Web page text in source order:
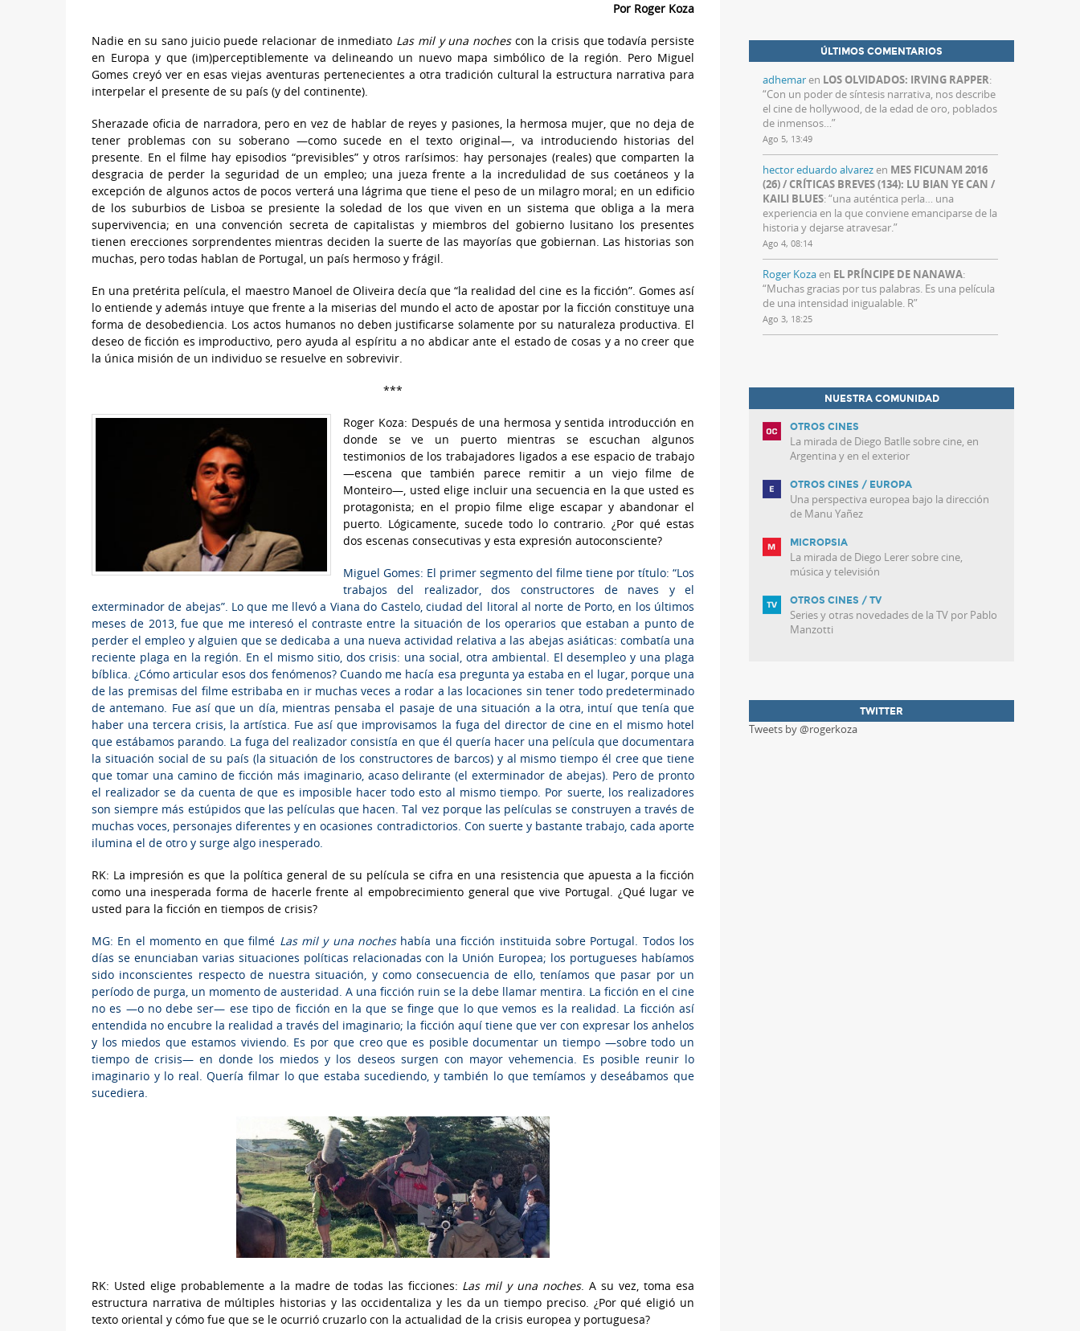
Por Roger Koza
Nadie en su sano juicio puede relacionar de inmediato Las mil y una nochescon la crisis que todavía persiste
en Europa y que (im)perceptiblemente va delineando un nuevo mapa simbólico de la región. Pero Miguel
Gomes creyó ver en esas viejas aventuras pertenecientes a otra tradición cultural la estructura narrativa para
interpelar el presente de su país (y del continente).
Sherazade oficia de narradora, pero en vez de hablar de reyes y pasiones, la hermosa mujer, que no deja de
tener problemas con su soberano —como sucede en el texto original—, va introduciendo historias del
presente. En el filme hay episodios “previsibles” y otros rarísimos: hay personajes (reales) que comparten la
desgracia de perder la seguridad de un empleo; una jueza frente a la incredulidad de sus coetáneos y la
excepción de algunos actos de pocos verterá una lágrima que tiene el peso de un milagro moral; en un edificio
de los suburbios de Lisboa se presiente la soledad de los que viven en un sistema que obliga a la mera
supervivencia; en una convención secreta de capitalistas y miembros del gobierno lusitano los presentes
tienen erecciones sorprendentes mientras deciden la suerte de las mayorías que gobiernan. Las historias son
muchas, pero todas hablan de Portugal, un país hermoso y frágil.
En una pretérita película, el maestro Manoel de Oliveira decía que “la realidad del cine es la ficción”. Gomes así
lo entiende y además intuye que frente a la miserias del mundo el acto de apostar por la ficción constituye una
forma de desobediencia. Los actos humanos no deben justificarse solamente por su naturaleza productiva. El
deseo de ficción es improductivo, pero ayuda al espíritu a no abdicar ante el estado de cosas y a no creer que
la única misión de un individuo se resuelve en sobrevivir.
***
Roger Koza: Después de una hermosa y sentida introducción en
donde se ve un puerto mientras se escuchan algunos
testimonios de los trabajadores ligados a ese espacio de trabajo
—escena que también parece remitir a un viejo filme de
Monteiro—, usted elige incluir una secuencia en la que usted es
protagonista; en el propio filme elige escapar y abandonar el
puerto. Lógicamente, sucede todo lo contrario. ¿Por qué estas
dos escenas consecutivas y esta expresión autoconsciente?
Miguel Gomes: El primer segmento del filme tiene por título: “Los
trabajos del realizador, dos constructores de naves y el
exterminador de abejas”. Lo que me llevó a Viana do Castelo, ciudad del litoral al norte de Porto, en los últimos
meses de 2013, fue que me interesó el contraste entre la situación de los operarios que estaban a punto de
perder el empleo y alguien que se dedicaba a una nueva actividad relativa a las abejas asiáticas: combatía una
reciente plaga en la región. En el mismo sitio, dos crisis: una social, otra ambiental. El desempleo y una plaga
bíblica. ¿Cómo articular esos dos fenómenos? Cuando me hacía esa pregunta ya estaba en el lugar, porque una
de las premisas del filme estribaba en ir muchas veces a rodar a las locaciones sin tener todo predeterminado
de antemano. Fue así que un día, mientras pensaba el pasaje de una situación a la otra, intuí que tenía que
haber una tercera crisis, la artística. Fue así que improvisamos la fuga del director de cine en el mismo hotel
que estábamos parando. La fuga del realizador consistía en que él quería hacer una película que documentara
la situación social de su país (la situación de los constructores de barcos) y al mismo tiempo él cree que tiene
que tomar una camino de ficción más imaginario, acaso delirante (el exterminador de abejas). Pero de pronto
el realizador se da cuenta de que es imposible hacer todo esto al mismo tiempo. Por suerte, los realizadores
son siempre más estúpidos que las películas que hacen. Tal vez porque las películas se construyen a través de
muchas voces, personajes diferentes y en ocasiones contradictorios. Con suerte y bastante trabajo, cada aporte
ilumina el de otro y surge algo inesperado.
RK: La impresión es que la política general de su película se cifra en una resistencia que apuesta a la ficción
como una inesperada forma de hacerle frente al empobrecimiento general que vive Portugal. ¿Qué lugar ve
usted para la ficción en tiempos de crisis?
MG: En el momento en que filmé Las mil y una nocheshabía una ficción instituida sobre Portugal. Todos los
días se enunciaban varias situaciones políticas relacionadas con la Unión Europea; los portugueses habíamos
sido inconscientes respecto de nuestra situación, y como consecuencia de ello, teníamos que pasar por un
período de purga, un momento de austeridad. A una ficción ruin se la debe llamar mentira. La ficción en el cine
no es —o no debe ser— ese tipo de ficción en la que se finge que lo que vemos es la realidad. La ficción así
entendida no encubre la realidad a través del imaginario; la ficción aquí tiene que ver con expresar los anhelos
y los miedos que estamos viviendo. Es por que creo que es posible documentar un tiempo —sobre todo un
tiempo de crisis— en donde los miedos y los deseos surgen con mayor vehemencia. Es posible reunir lo
imaginario y lo real. Quería filmar lo que estaba sucediendo, y también lo que temíamos y deseábamos que
sucediera.
RK: Usted elige probablemente a la madre de todas las ficciones: Las mil y una noches. A su vez, toma esa
estructura narrativa de múltiples historias y las occidentaliza y les da un tiempo preciso. ¿Por qué eligió un
texto oriental y cómo fue que se le ocurrió cruzarlo con la actualidad de la crisis europea y portuguesa?
ÚLTIMOS COMENTARIOS
adhemaren LOS OLVIDADOS: IRVING RAPPER:
“Con un poder de síntesis narrativa, nos describe
el cine de hollywood, de la edad de oro, poblados
de inmensos…”
Ago 5, 13:49
hector eduardo alvarezen MES FICUNAM 2016
(26) / CRÍTICAS BREVES (134): LU BIAN YE CAN /
KAILI BLUES: “una auténtica perla… una
experiencia en la que conviene emanciparse de la
historia y dejarse atravesar.”
Ago 4, 08:14
Roger Kozaen EL PRÍNCIPE DE NANAWA:
“Muchas gracias por tus palabras. Es una película
de una intensidad inigualable. R”
Ago 3, 18:25
NUESTRA COMUNIDAD
OTROS CINES
La mirada de Diego Batlle sobre cine, en
Argentina y en el exterior
OTROS CINES / EUROPA
Una perspectiva europea bajo la dirección
de Manu Yañez
MICROPSIA
La mirada de Diego Lerer sobre cine,
música y televisión
OTROS CINES / TV
Series y otras novedades de la TV por Pablo
Manzotti
TWITTER
Tweets by @rogerkoza